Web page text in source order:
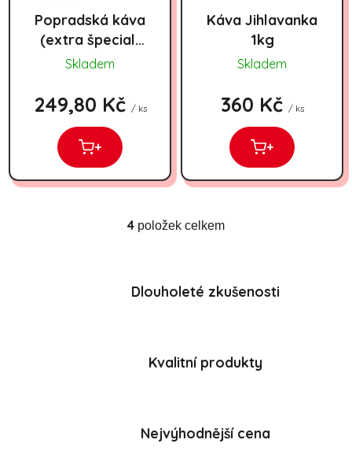
Popradská káva
(extra špecial)
2x250g
Skladem
249,80 Kč / ks
+
Káva Jihlavanka
1kg
Skladem
360 Kč / ks
+
Ovládací prvky výpisu
4 položek celkem
Dlouholeté zkušenosti
Kvalitní produkty
Nejvýhodnější cena